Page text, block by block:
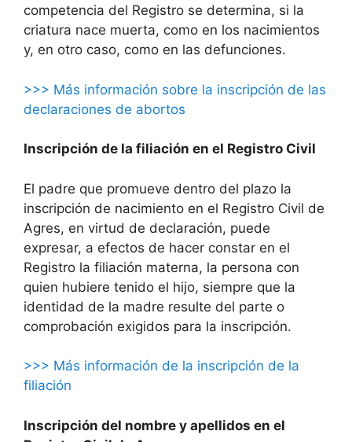
competencia del Registro se determina, si la
criatura nace muerta, como en los nacimientos
y, en otro caso, como en las defunciones.
>>> Más información sobre la inscripción de las
declaraciones de abortos
Inscripción de la filiación en el Registro Civil
El padre que promueve dentro del plazo la
inscripción de nacimiento en el Registro Civil de
Agres, en virtud de declaración, puede
expresar, a efectos de hacer constar en el
Registro la filiación materna, la persona con
quien hubiere tenido el hijo, siempre que la
identidad de la madre resulte del parte o
comprobación exigidos para la inscripción.
>>> Más información de la inscripción de la
filiación
Inscripción del nombre y apellidos en el